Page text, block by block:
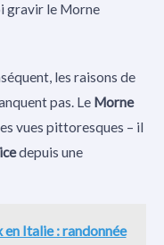
gravir le Morne
les raisons de
pas. Le Morne
vues pittoresques – il
depuis une
en Italie : randonnée